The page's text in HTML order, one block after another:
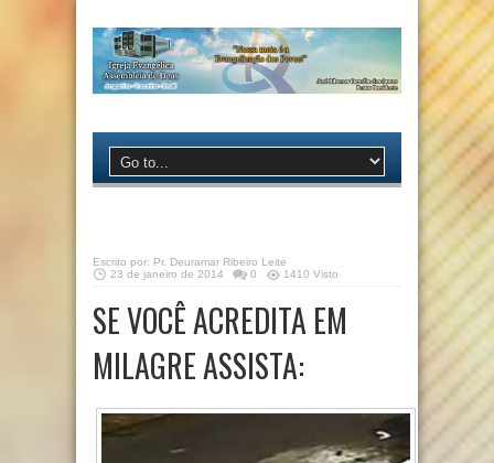
Escrito por: Pr. Deuramar Ribeiro Leite
23 de janeiro de 2014
0 1410 Visto
SE VOCÊ ACREDITA EM
MILAGRE ASSISTA: